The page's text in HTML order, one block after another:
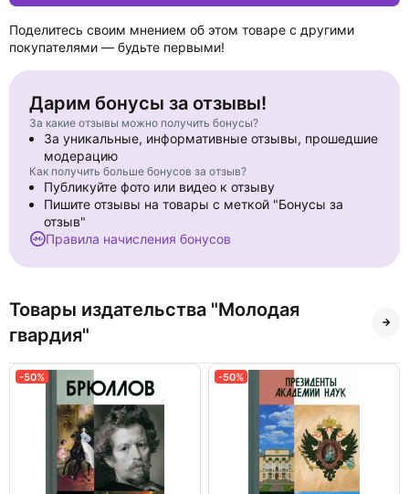
Поделитесь своим мнением об этом товаре с другими
покупателями — будьте первыми!
Дарим бонусы за отзывы!
За какие отзывы можно получить бонусы?
За уникальные, информативные отзывы, прошедшие
модерацию
Как получить больше бонусов за отзыв?
Публикуйте фото или видео к отзыву
Пишите отзывы на товары с меткой "Бонусы за
отзыв"
Правила начисления бонусов
Товары издательства "Молодая
гвардия"
-50% -50%